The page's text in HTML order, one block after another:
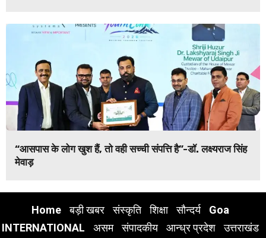
“आसपास के लोग खुश हैं, तो वही सच्ची संपत्ति है”-डॉ. लक्ष्यराज सिंह
मेवाड़
Home बड़ी खबर संस्कृति शिक्षा सौन्दर्य
Goa
INTERNATIONAL
असम संपादकीय आन्ध्र प्रदेश
उत्तराखंड